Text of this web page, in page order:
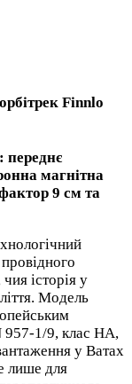
Finnlo
переднє
магнітна
9 см та
історія у
Модель
957-1/9, клас HA,
у Ватах
лише для